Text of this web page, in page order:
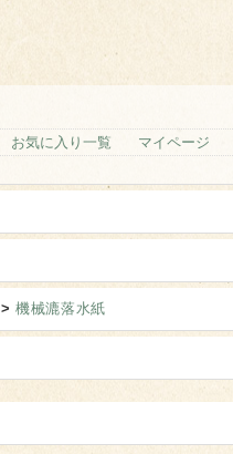
お気に入り一覧
マイページ
>機械漉落水紙